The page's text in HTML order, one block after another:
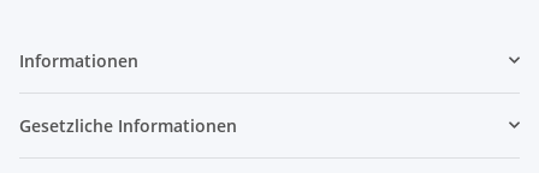
Informationen
Gesetzliche Informationen